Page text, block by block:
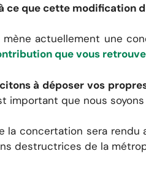
ce que cette modification
mène actuellement une
que vous
à déposer vos
important que nous
la concertation sera rendu
destructrices de la